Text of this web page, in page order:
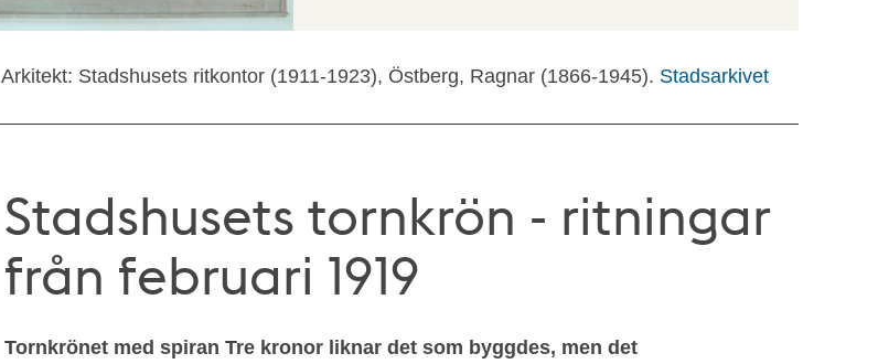
Arkitekt: Stadshusets ritkontor (1911-1923), Östberg, Ragnar (1866-1945). Stadsarkivet
Stadshusets tornkrön - ritningar
från februari 1919
Tornkrönet med spiran Tre kronor liknar det som byggdes, men det